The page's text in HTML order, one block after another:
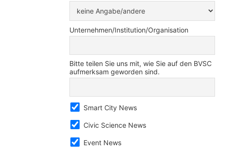
Unternehmen/Institution/Organisation
Bitte teilen Sie uns mit, wie Sie auf den BVSC
aufmerksam geworden sind.
Smart City News
Civic Science News
Event News